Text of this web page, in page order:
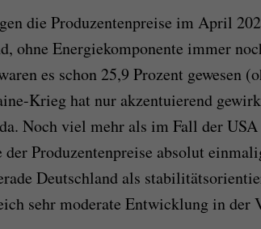
die Produzentenpreise im April
ohne Energiekomponente immer
es schon 25,9 Prozent gewesen
Krieg hat nur akzentuierend
Noch viel mehr als im Fall der
der Produzentenpreise absolut
Deutschland als
sehr moderate Entwicklung in der